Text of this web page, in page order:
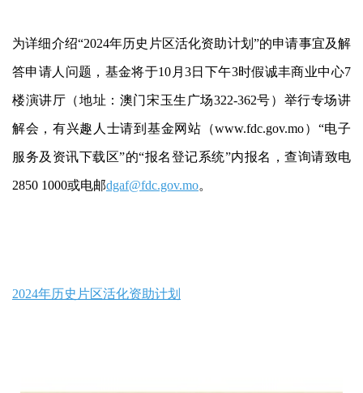
为详细介绍“2024年历史片区活化资助计划”的申请事宜及解
答申请人问题，基金将于10月3日下午3时假诚丰商业中心7
楼演讲厅（地址：澳门宋玉生广场322-362号）举行专场讲
解会，有兴趣人士请到基金网站（www.fdc.gov.mo）“电子
服务及资讯下载区”的“报名登记系统”内报名，查询请致电
2850 1000或电邮dgaf@fdc.gov.mo。
2024年历史片区活化资助计划